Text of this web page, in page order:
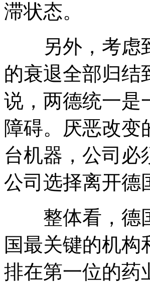
滞状态。
另外，考虑到
的衰退全部归结
说，两德统一是
障碍。厌恶改变
台机器，公司必
公司选择离开德
整体看，德国
国最关键的机构
排在第一位的药